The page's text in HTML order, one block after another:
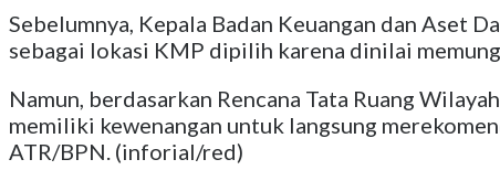
Sebelumnya, Kepala Badan Keuangan dan Aset
sebagai lokasi KMP dipilih karena dinilai
Namun, berdasarkan Rencana Tata Ruang
memiliki kewenangan untuk langsung
ATR/BPN. (inforial/red)